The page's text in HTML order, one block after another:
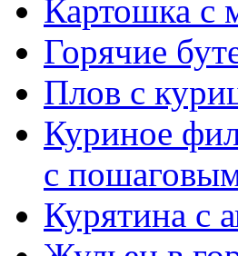
Картошка с
Горячие
Плов с
Куриное
с
Курятина с